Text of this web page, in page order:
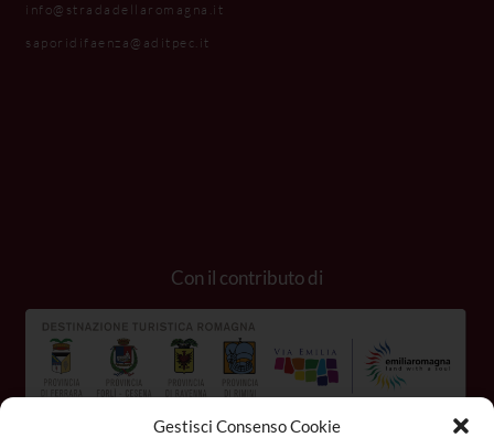
Gestisci Consenso Cookie
info@stradadellaromagna.it
saporidifaenza@aditpec.it
Con il contributo di